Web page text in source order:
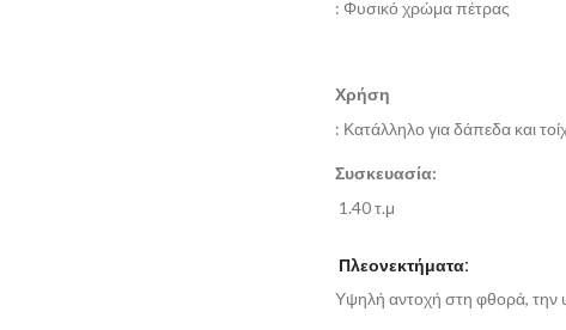
: Φυσικό χρώμα πέτρας
Χρήση
: Κατάλληλο για δάπεδα και
Συσκευασία:
1.40 τ.μ
Πλεονεκτήματα:
Υψηλή αντοχή στη φθορά, την